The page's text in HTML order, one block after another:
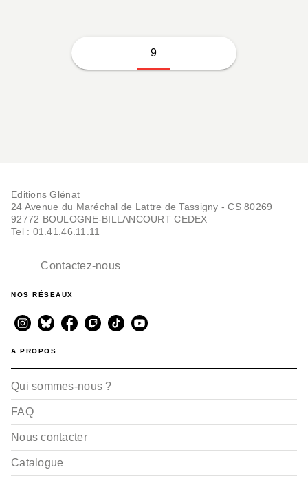
9
Editions Glénat
24 Avenue du Maréchal de Lattre de Tassigny - CS 80269
92772 BOULOGNE-BILLANCOURT CEDEX
Tel : 01.41.46.11.11
Contactez-nous
NOS RÉSEAUX
A PROPOS
Qui sommes-nous ?
FAQ
Nous contacter
Catalogue